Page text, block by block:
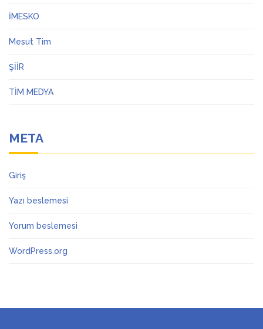
İMESKO
Mesut Tim
ŞİİR
TİM MEDYA
META
Giriş
Yazı beslemesi
Yorum beslemesi
WordPress.org